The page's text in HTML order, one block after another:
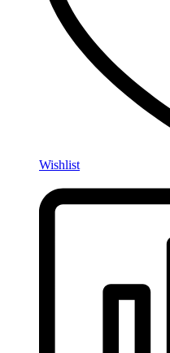
Wishlist